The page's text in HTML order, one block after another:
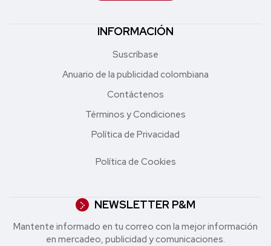
INFORMACIÓN
Suscríbase
Anuario de la publicidad colombiana
Contáctenos
Términos y Condiciones
Política de Privacidad
Política de Cookies
NEWSLETTER P&M
Mantente informado en tu correo con la mejor in formación
en mercadeo, publicidad y comunicaciones.